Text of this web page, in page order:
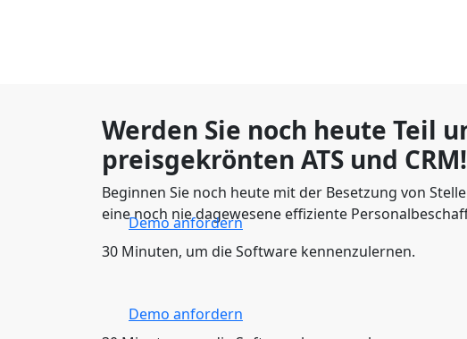
Werden Sie noch heute Teil
preisgekrönten ATS und CRM!
Beginnen Sie noch heute mit der Besetzung von
eine noch nie dagewesene effiziente
Demo anfordern
30 Minuten, um die Software kennenzulernen.
Demo anfordern